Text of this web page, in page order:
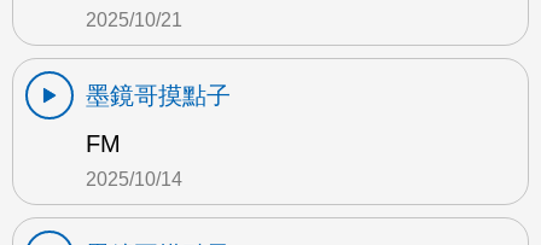
2025/10/21
墨鏡哥摸點子
FM
2025/10/14